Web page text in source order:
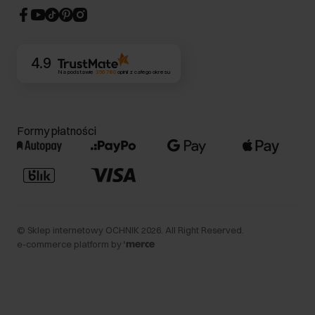
CSR
4.9
Na podstawie 356 780opinii z całego okresu
Formy płatności
© Sklep internetowy OCHNIK 2026 . All Right Reserved.
e-commerce platform by